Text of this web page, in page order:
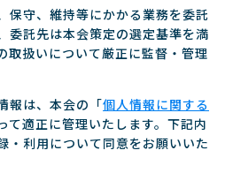
保守、維持等にかかる業務を委託
委託先は本会策定の選定基準を満
取扱いについて厳正に監督・管理
報は、本会の「個人情報に関する
て適正に管理いたします。下記内
・利用について同意をお願いいた